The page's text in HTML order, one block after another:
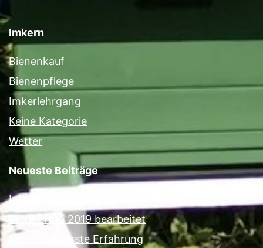
Imkern
Bienenkauf
Bienenpflege
Imkerlehrgang
Keine Kategorie
Wetter
Neueste Beiträge
Infobrief vom 19.07.2019
Erste Ernte 2019 bearbeitet
Schwarm…erste Erfahrung